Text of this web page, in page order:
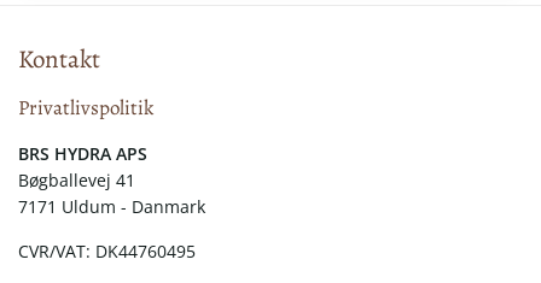
Kontakt
Privatlivspolitik
​​BRS HYDRA APS
Bøgballevej 41
7171 Uldum - Danmark
CVR/VAT: DK44760495